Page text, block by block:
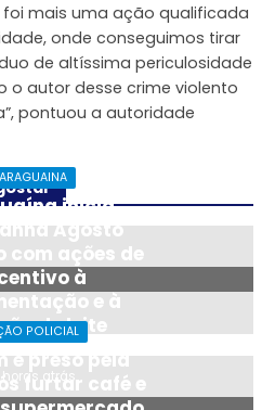
foi mais uma ação qualificada
onde conseguimos tirar
de altíssima periculosidade
o autor desse crime violento
pontuou a autoridade
ARAGUAINA
inicia
Agosto
com ações de
à
e à
de leite
horas atrás
POLICIAL
é preso pela
furtar café e